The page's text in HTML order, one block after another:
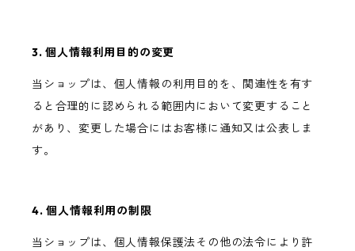
3. 個人情報利用目的の変更
当ショップは、個人情報の利用目的を、関連性を有す
ると合理的に認められる範囲内において変更すること
があり、変更した場合にはお客様に通知又は公表しま
す。
4. 個人情報利用の制限
当ショップは、個人情報保護法その他の法令により許